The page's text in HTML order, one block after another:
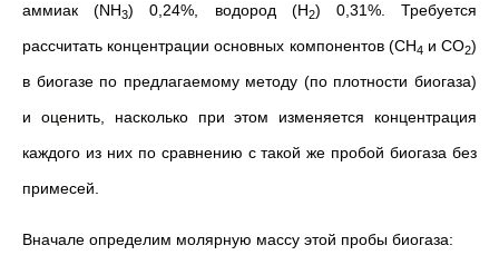
аммиак (NH3) 0,24%, водород (H2) 0,31%. Требуется
рассчитать концентрации основных компонентов (СН4 и СО2)
в биогазе по предлагаемому методу (по плотности биогаза)
и оценить, насколько при этом изменяется концентрация
каждого из них по сравнению с такой же пробой биогаза без
примесей.
Вначале определим молярную массу этой пробы биогаза: